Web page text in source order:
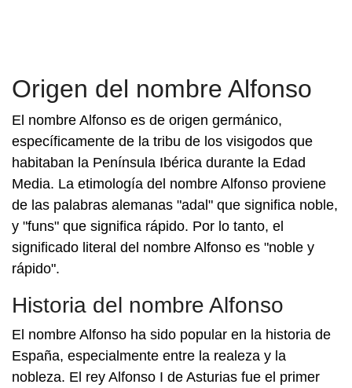
Origen del nombre Alfonso
El nombre Alfonso es de origen germánico,
específicamente de la tribu de los visigodos que
habitaban la Península Ibérica durante la Edad
Media. La etimología del nombre Alfonso proviene
de las palabras alemanas "adal" que significa noble,
y "funs" que significa rápido. Por lo tanto, el
significado literal del nombre Alfonso es "noble y
rápido".
Historia del nombre Alfonso
El nombre Alfonso ha sido popular en la historia de
España, especialmente entre la realeza y la
nobleza. El rey Alfonso I de Asturias fue el primer